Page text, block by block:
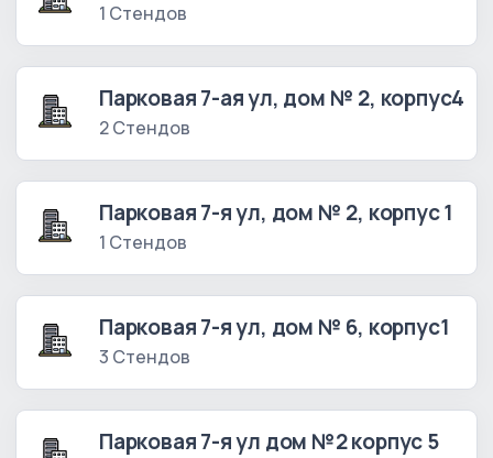
1 Стендов
Парковая 7-ая ул, дом № 2, корпус4
2 Стендов
Парковая 7-я ул, дом № 2, корпус 1
1 Стендов
Парковая 7-я ул, дом № 6, корпус1
3 Стендов
Парковая 7-я ул дом №2 корпус 5